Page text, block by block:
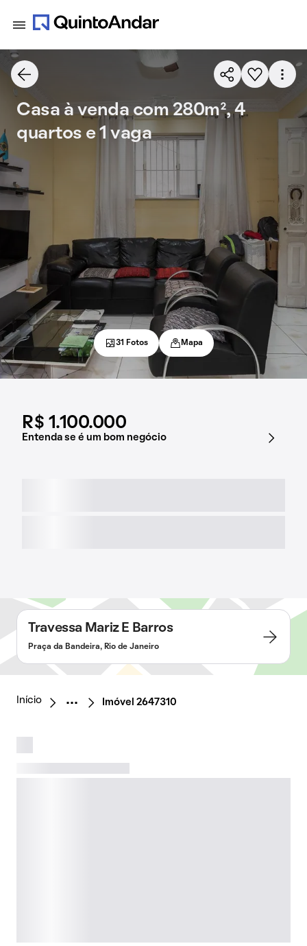
R$ 1.100.000
Entenda se é um bom negócio
Casa à venda com 280m², 4
quartos e 1 vaga
31 Fotos Mapa
Travessa Mariz E Barros
Praça da Bandeira, Rio de Janeiro
Início Imóvel 2647310